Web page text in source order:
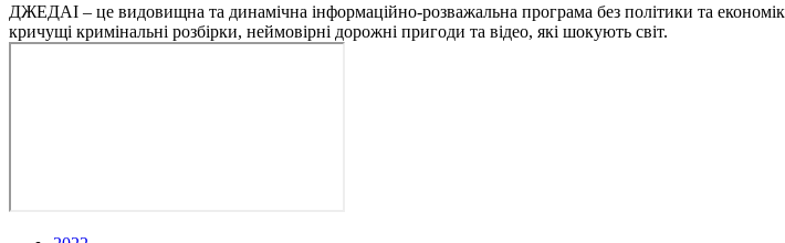
ДЖЕДАІ – це видовищна та динамічна інформаційно-розважальна програма без політики та
кричущі кримінальні розбірки, неймовірні дорожні пригоди та відео, які шокують світ.